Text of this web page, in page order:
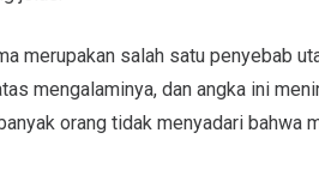
merupakan salah satu penyebab
mengalaminya, dan angka ini
orang tidak menyadari bahwa